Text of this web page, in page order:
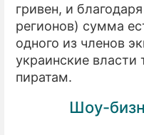
гривен, и
регионов) сумма
одного из членов
украинские власти
пиратам.
Шоу-